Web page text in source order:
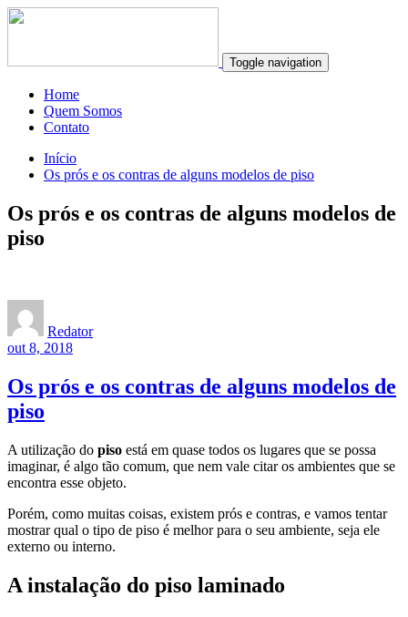
Toggle navigation
Home
Quem Somos
Contato
Início
Os prós e os contras de alguns modelos de piso
Os prós e os contras de alguns modelos de
piso
Redator
out 8, 2018
Os prós e os contras de alguns modelos de
piso
A utilização do piso está em quase todos os lugares que se possa
imaginar, é algo tão comum, que nem vale citar os ambientes que se
encontra esse objeto.
Porém, como muitas coisas, existem prós e contras, e vamos tentar
mostrar qual o tipo de piso é melhor para o seu ambiente, seja ele
externo ou interno.
A instalação do piso laminado